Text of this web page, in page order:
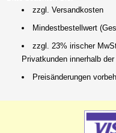
zzgl. Versandkosten
Mindestbestellwert
zzgl. 23% irischer
Privatkunden innerhalb
Preisänderungen